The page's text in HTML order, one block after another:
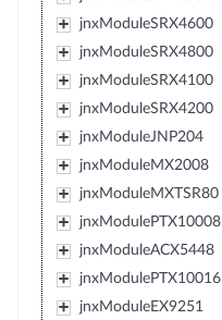
jnxModuleSRX4600
jnxModuleSRX4800
jnxModuleSRX4100
jnxModuleSRX4200
jnxModuleJNP204
jnxModuleMX2008
jnxModuleMXTSR80
jnxModulePTX10008
jnxModuleACX5448
jnxModulePTX10016
jnxModuleEX9251